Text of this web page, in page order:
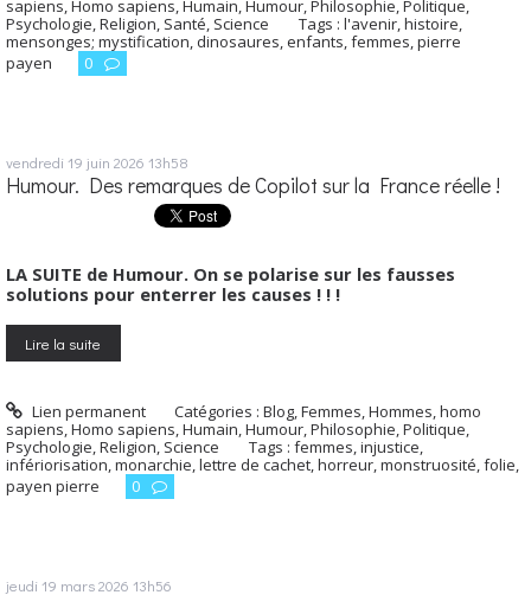
sapiens,Homo sapiens,Humain,Humour,Philosophie,Politique,
Psychologie,Religion, Santé, Science Tags : l'avenir,histoire,
mensonges; mystification, dinosaures,enfants,femmes,pierre
payen
0
vendredi 19 juin 2026 13h58
Humour. Des remarques de Copilot sur la France réelle !
LA SUITE de Humour. On se polarise sur les fausses
solutions pour enterrer les causes ! ! !
Lire la suite
Lien permanent Catégories :Blog,Femmes,Hommes, homo
sapiens,Homo sapiens,Humain,Humour,Philosophie,Politique,
Psychologie,Religion, Science Tags : femmes,injustice,
infériorisation,monarchie,lettre de cachet,horreur,monstruosité,folie,
payen pierre
0
jeudi 19 mars 2026 13h56